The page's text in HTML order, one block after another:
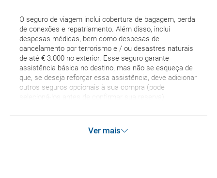
O seguro de viagem inclui cobertura de bagagem, perda
de conexões e repatriamento. Além disso, inclui
despesas médicas, bem como despesas de
cancelamento por terrorismo e / ou desastres naturais
de até € 3.000 no exterior. Esse seguro garante
assistência básica no destino, mas não se esqueça de
que, se deseja reforçar essa assistência, deve adicionar
outros seguros opcionais à sua compra (pode
selecioná-los antes de confirmar sua reserva).
Ver mais